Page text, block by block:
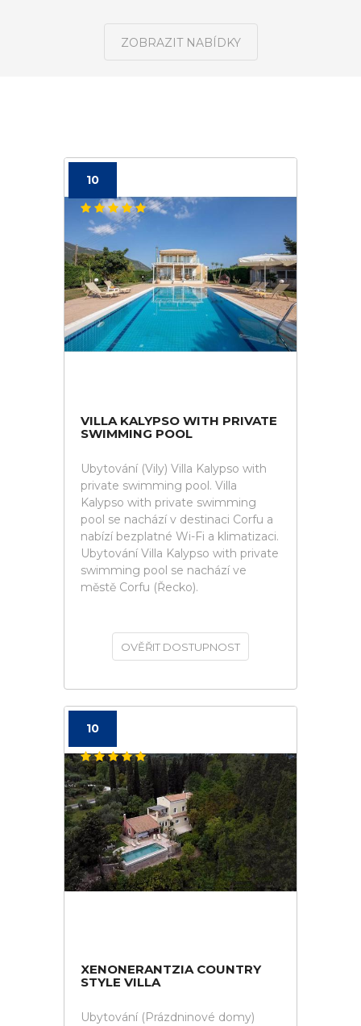
ZOBRAZIT NABÍDKY
10
VILLA KALYPSO WITH PRIVATE
SWIMMING POOL
Ubytování (Vily) Villa Kalypso with
private swimming pool. Villa
Kalypso with private swimming
pool se nachází v destinaci Corfu a
nabízí bezplatné Wi-Fi a klimatizaci.
Ubytování Villa Kalypso with private
swimming pool se nachází ve
městě Corfu (Řecko).
OVĚŘIT DOSTUPNOST
10
XENONERANTZIA COUNTRY
STYLE VILLA
Ubytování (Prázdninové domy)